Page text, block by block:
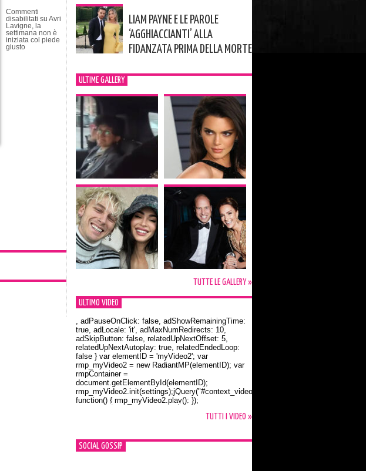
Commenti
disabilitati su Avri
Lavigne, la
settimana non è
iniziata col piede
giusto
LIAM PAYNE E LE PAROLE
‘AGGHIACCIANTI’ ALLA
FIDANZATA PRIMA DELLA MORTE
ULTIME GALLERY
TUTTE LE GALLERY »
ULTIMO VIDEO
Orlando Bloom e la t-shirt dedicata a Flynn
, adPauseOnClick: false, adShowRemainingTime:
true, adLocale: 'it', adMaxNumRedirects: 10,
adSkipButton: false, relatedUpNextOffset: 5,
relatedUpNextAutoplay: true, relatedEndedLoop:
false } var elementID = 'myVideo2'; var
rmp_myVideo2 = new RadiantMP(elementID); var
rmpContainer =
document.getElementById(elementID);
rmp_myVideo2.init(settings);jQuery("#context_video2").one("mouseover",
function() { rmp_myVideo2.play(); });
TUTTI I VIDEO »
SOCIAL GOSSIP